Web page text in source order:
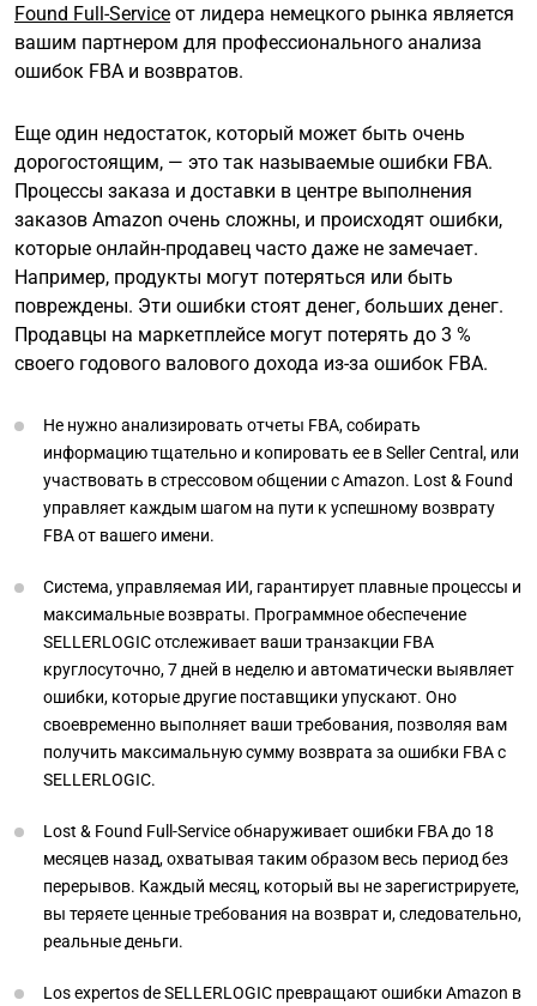
Found Full-Service от лидера немецкого рынка является
вашим партнером для профессионального анализа
ошибок FBA и возвратов.
Еще один недостаток, который может быть очень
дорогостоящим, — это так называемые ошибки FBA.
Процессы заказа и доставки в центре выполнения
заказов Amazon очень сложны, и происходят ошибки,
которые онлайн-продавец часто даже не замечает.
Например, продукты могут потеряться или быть
повреждены. Эти ошибки стоят денег, больших денег.
Продавцы на маркетплейсе могут потерять до 3 %
своего годового валового дохода из-за ошибок FBA.
Не нужно анализировать отчеты FBA, собирать
информацию тщательно и копировать ее в Seller Central, или
участвовать в стрессовом общении с Amazon. Lost & Found
управляет каждым шагом на пути к успешному возврату
FBA от вашего имени.
Система, управляемая ИИ, гарантирует плавные процессы и
максимальные возвраты. Программное обеспечение
SELLERLOGIC отслеживает ваши транзакции FBA
круглосуточно, 7 дней в неделю и автоматически выявляет
ошибки, которые другие поставщики упускают. Оно
своевременно выполняет ваши требования, позволяя вам
получить максимальную сумму возврата за ошибки FBA с
SELLERLOGIC.
Lost & Found Full-Service обнаруживает ошибки FBA до 18
месяцев назад, охватывая таким образом весь период без
перерывов. Каждый месяц, который вы не зарегистрируете,
вы теряете ценные требования на возврат и, следовательно,
реальные деньги.
Los expertos de SELLERLOGIC превращают ошибки Amazon в